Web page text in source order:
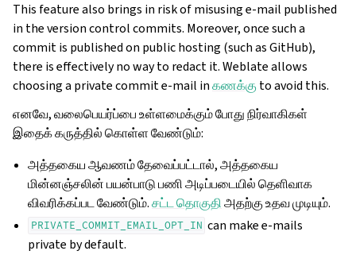
This feature also brings in risk of misusing e-mail published
in the version control commits. Moreover, once such a
commit is published on public hosting (such as GitHub),
there is effectively no way to redact it. Weblate allows
choosing a private commit e-mail inகணக்குto avoid this.
எனவே, வலைபெயர்ப்பை உள்ளமைக்கும் போது நிர்வாகிகள்
இதைக் கருத்தில் கொள்ள வேண்டும்:
அத்தகைய ஆவணம் தேவைப்பட்டால், அத்தகைய
மின்னஞ்சலின் பயன்பாடு பணி அடிப்படையில் தெளிவாக
விவரிக்கப்பட வேண்டும்.சட்ட தொகுதிஅதற்கு உதவ முடியும்.
PRIVATE_COMMIT_EMAIL_OPT_IN can make e-mails
private by default.